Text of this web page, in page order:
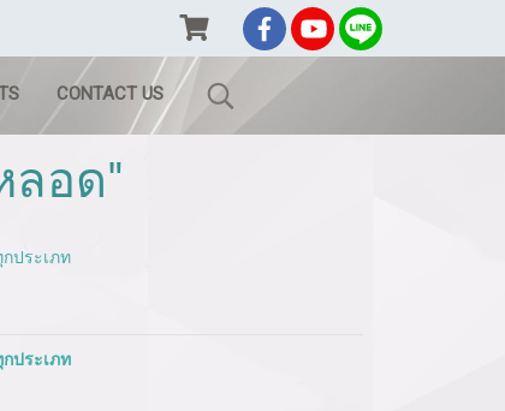
CONTACT US
ลอด"
ประเภท
ประเภท